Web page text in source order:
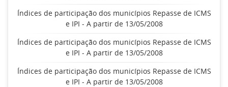
Índices de participação dos municípios Repasse de ICMS
e IPI - A partir de 13/05/2008
Índices de participação dos municípios Repasse de ICMS
e IPI - A partir de 13/05/2008
Índices de participação dos municípios Repasse de ICMS
e IPI - A partir de 13/05/2008